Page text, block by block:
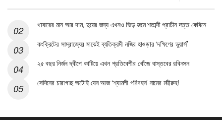
খাবারের মান আর দাম, দুয়ের জন্য এখনও ভিড় জমে শতাব্দী প্রাচীন দত্ত কেবিনে
কংক্রিটের সাম্রাজ্যের মাঝেই ব্যতিক্রমী নজির হাওড়ার ‘দক্ষিণের ডুয়ার্স’
২৫ বছর নির্জন দ্বীপে কাটিয়ে এখন প্রতিবেশীর খোঁজে বাস্তবের রবিনসন
সেদিনের চারাগাছ অটোই যেন আজ ‘শ্যামলী পরিবহন’ নামের মহীরুহ!